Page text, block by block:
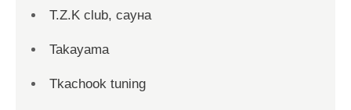
T.Z.K club, сауна
Takayama
Tkachook tuning